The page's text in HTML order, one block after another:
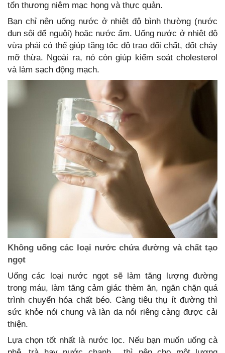
tổn thương niêm mạc họng và thực quản.
Bạn chỉ nên uống nước ở nhiệt độ bình thường (nước
đun sôi để nguội) hoặc nước ấm. Uống nước ở nhiệt độ
vừa phải có thể giúp tăng tốc độ trao đổi chất, đốt cháy
mỡ thừa. Ngoài ra, nó còn giúp kiểm soát cholesterol
và làm sạch động mạch.
Không uống các loại nước chứa đường và chất tạo
ngọt
Uống các loại nước ngọt sẽ làm tăng lượng đường
trong máu, làm tăng cảm giác thèm ăn, ngăn chặn quá
trình chuyển hóa chất béo. Càng tiêu thụ ít đường thì
sức khỏe nói chung và làn da nói riêng càng được cải
thiện.
Lựa chọn tốt nhất là nước lọc. Nếu bạn muốn uống cà